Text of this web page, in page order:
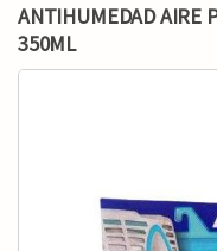
ANTIHUMEDAD AIRE
350ML